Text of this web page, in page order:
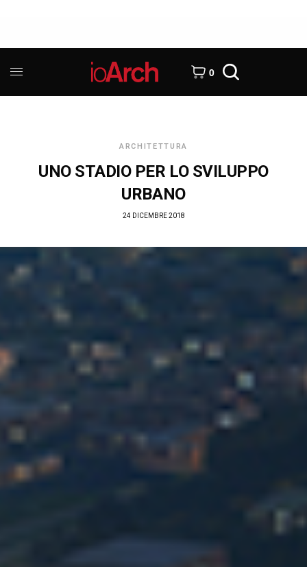
0
ARCHITETTURA
UNO STADIO PER LO SVILUPPO
URBANO
24 DICEMBRE 2018